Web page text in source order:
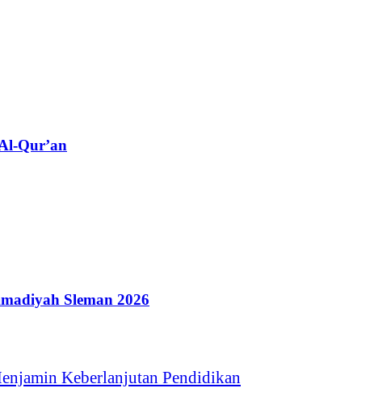
Qur’an
Sleman 2026
Keberlanjutan Pendidikan